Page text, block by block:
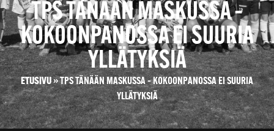
TPS TÄNÄÄN MASKUSSA –
KOKOONPANOSSA EI SUURIA
YLLÄTYKSIÄ
ETUSIVU»TPS TÄNÄÄN MASKUSSA – KOKOONPANOSSA EI SUURIA
YLLÄTYKSIÄ